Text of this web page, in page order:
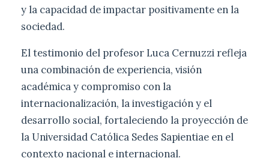
y la capacidad de impactar positivamente en la
sociedad.
El testimonio del profesor Luca Cernuzzi refleja
una combinación de experiencia, visión
académica y compromiso con la
internacionalización, la investigación y el
desarrollo social, fortaleciendo la proyección de
la Universidad Católica Sedes Sapientiae en el
contexto nacional e internacional.